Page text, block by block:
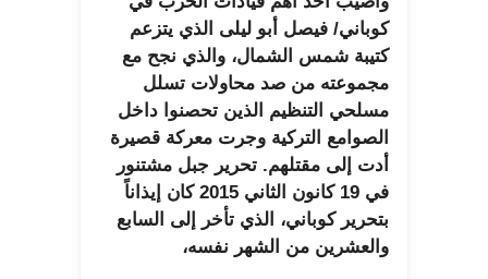
كوباني/ فيصل أبو ليلى الذي يتزعم
كتيبة شمس الشمال، والذي نجح مع
مجموعته من صد محاولات تسلل
مسلحي التنظيم الذين تحصنوا داخل
الصوامع التركية وجرت معركة قصيرة
أدت إلى مقتلهم. تحرير جبل مشتنور
في 19 كانون الثاني 2015 كان إيذاناً
بتحرير كوباني، الذي تأخر إلى السابع
والعشرين من الشهر نفسه،